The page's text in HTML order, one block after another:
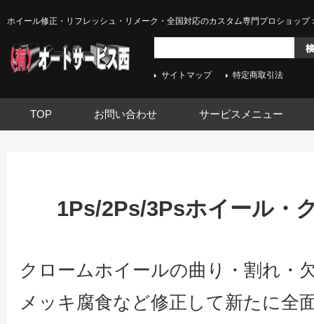
ホイール修正・リフレッシュ・リメーク・全国対応のカスタム専門プロショップ
サイトマップ 特定商取引法
TOP お問い合わせ サービスメニュー
1Ps/2Ps/3Psホイール・
クロームホイールの曲り・割れ・
メッキ腐食など修正して新たに全